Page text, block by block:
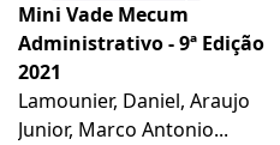
Mini Vade Mecum
Administrativo - 9ª Edição
2021
Lamounier, Daniel, Araujo
Junior, Marco Antonio...